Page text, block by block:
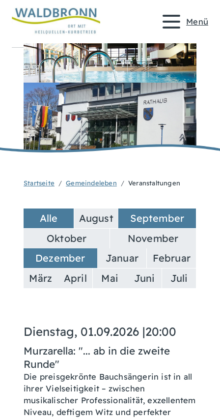
Menü
Startseite Gemeindeleben Veranstaltungen
Alle August
September
Oktober
November
Dezember
Januar
Februar
März
April Mai Juni Juli
Dienstag, 01.09.2026 |20:00
Murzarella: "... ab in die zweite
Runde"
Die preisgekrönte Bauchsängerin ist in all
ihrer Vielseitigkeit – zwischen
musikalischer Professionalität, exzellentem
Niveau, deftigem Witz und perfekter